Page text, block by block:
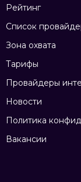
Рейтинг
Список
Зона охвата
Тарифы
Провайдеры
Новости
Политика
Вакансии